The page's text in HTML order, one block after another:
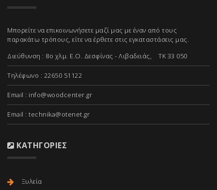
Μπορείτε να επικοινωνήσετε μαζί μας με έναν από τους
παρακάτω τρόπους, είτε να έρθετε στις εγκαταστάσεις μας.
Διεύθυνση : 8ο χλμ. Ε.Ο. Δεσφίνας - Λιβαδειάς, ΤΚ 33 050
Τηλέφωνο : 22650 51122
Email : info@woodcenter.gr
Email : technika@otenet.gr
ΚΑΤΗΓΟΡΊΕΣ
Ξυλεία